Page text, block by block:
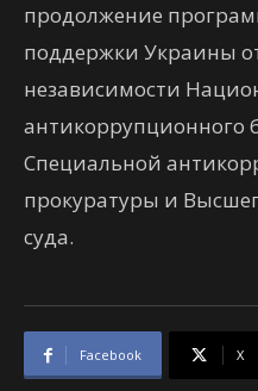
продолжение
поддержки Украины
независимости
антикоррупционного
Специальной
прокуратуры и
суда.
Facebook X